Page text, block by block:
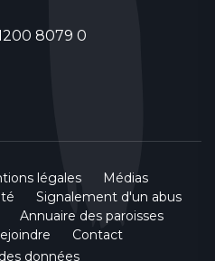
8079 0
légales
Médias
Signalement d'un abus
Annuaire des paroisses
Contact
données